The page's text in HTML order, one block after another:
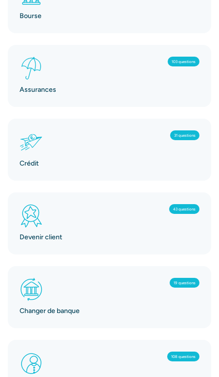
Bourse
103 questions
Assurances
31 questions
Crédit
43 questions
Devenir client
19 questions
Changer de banque
108 questions